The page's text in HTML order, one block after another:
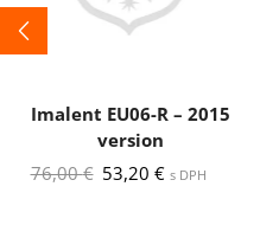
Imalent EU06-R – 2015
version
76,00€ Pôvodná
53,20 €Aktuálna
s DPH